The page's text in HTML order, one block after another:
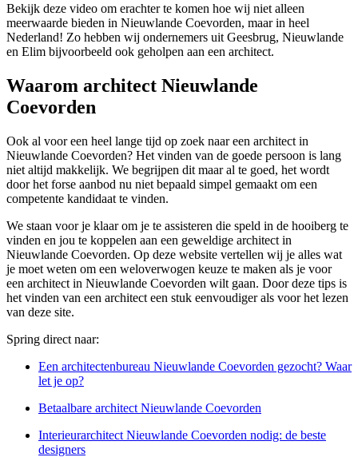
Bekijk deze video om erachter te komen hoe wij niet alleen
meerwaarde bieden in Nieuwlande Coevorden, maar in heel
Nederland! Zo hebben wij ondernemers uit Geesbrug, Nieuwlande
en Elim bijvoorbeeld ook geholpen aan een architect.
Waarom architect Nieuwlande
Coevorden
Ook al voor een heel lange tijd op zoek naar een architect in
Nieuwlande Coevorden? Het vinden van de goede persoon is lang
niet altijd makkelijk. We begrijpen dit maar al te goed, het wordt
door het forse aanbod nu niet bepaald simpel gemaakt om een
competente kandidaat te vinden.
We staan voor je klaar om je te assisteren die speld in de hooiberg te
vinden en jou te koppelen aan een geweldige architect in
Nieuwlande Coevorden. Op deze website vertellen wij je alles wat
je moet weten om een weloverwogen keuze te maken als je voor
een architect in Nieuwlande Coevorden wilt gaan. Door deze tips is
het vinden van een architect een stuk eenvoudiger als voor het lezen
van deze site.
Spring direct naar:
Een architectenbureau Nieuwlande Coevorden gezocht? Waar
let je op?
Betaalbare architect Nieuwlande Coevorden
Interieurarchitect Nieuwlande Coevorden nodig: de beste
designers